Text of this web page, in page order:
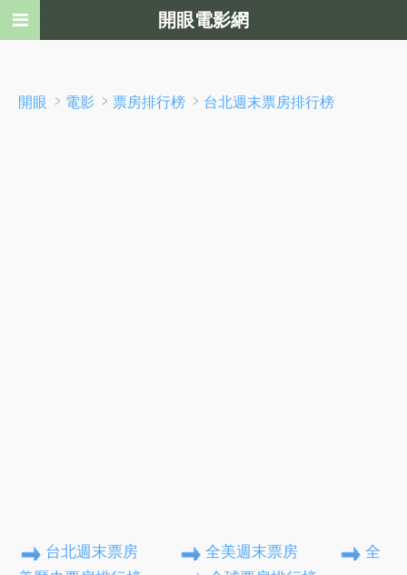
開眼 ﹥ 電影 ﹥ 票房排行榜 ﹥ 台北週末票房排行榜
台北週末票房 全美週末票房
全
開眼電影網